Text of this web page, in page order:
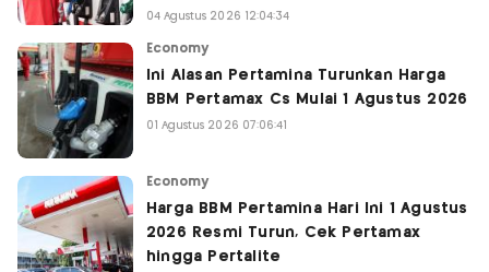
04 Agustus 2026 12:04:34
Economy
Ini Alasan Pertamina Turunkan Harga
BBM Pertamax Cs Mulai 1 Agustus 2026
01 Agustus 2026 07:06:41
Economy
Harga BBM Pertamina Hari Ini 1 Agustus
2026 Resmi Turun, Cek Pertamax
hingga Pertalite